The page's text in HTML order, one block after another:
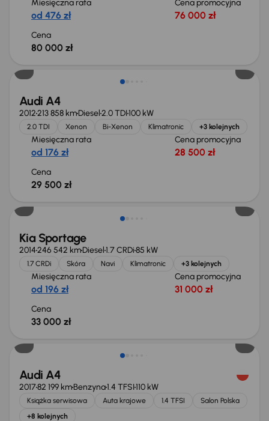
Miesięczna rata
od 476 zł
Cena promocyjna
76 000 zł
Cena
80 000 zł
Audi A4
2012213 858 kmDiesel2.0 TDI100 kW
2.0 TDI Xenon Bi-Xenon Klimatronic +3 kolejnych
Miesięczna rata
od 176 zł
Cena promocyjna
28 500 zł
Cena
29 500 zł
Kia Sportage
2014246 542 kmDiesel1.7 CRDi85 kW
1.7 CRDi Skóra Navi Klimatronic +3 kolejnych
Miesięczna rata
od 196 zł
Cena promocyjna
31 000 zł
Cena
33 000 zł
Audi A4
201782 199 kmBenzyna1.4 TFSI110 kW
Książka serwisowa Auta krajowe 1.4 TFSI
Salon Polska
+8 kolejnych